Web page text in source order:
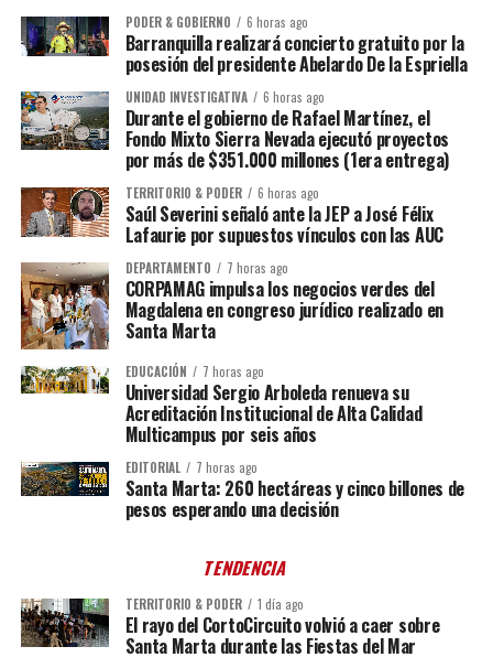
PODER & GOBIERNO 6 horas ago
Barranquilla realizará concierto gratuito por la
posesión del presidente Abelardo De la Espriella
UNIDAD INVESTIGATIVA 6 horas ago
Durante el gobierno de Rafael Martínez, el
Fondo Mixto Sierra Nevada ejecutó proyectos
por más de $351.000 millones (1era entrega)
TERRITORIO & PODER 6 horas ago
Saúl Severini señaló ante la JEP a José Félix
Lafaurie por supuestos vínculos con las AUC
DEPARTAMENTO 7 horas ago
CORPAMAG impulsa los negocios verdes del
Magdalena en congreso jurídico realizado en
Santa Marta
EDUCACIÓN 7 horas ago
Universidad Sergio Arboleda renueva su
Acreditación Institucional de Alta Calidad
Multicampus por seis años
EDITORIAL 7 horas ago
Santa Marta: 260 hectáreas y cinco billones de
pesos esperando una decisión
TENDENCIA
TERRITORIO & PODER 1 día ago
El rayo del CortoCircuito volvió a caer sobre
Santa Marta durante las Fiestas del Mar